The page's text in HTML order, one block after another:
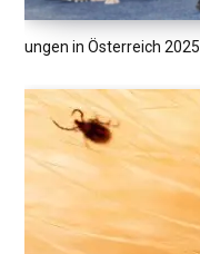
ungen in Österreich 2025